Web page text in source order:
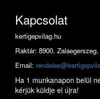
Kapcsolat
kertigepvilag.hu
Raktár: 8900.
Email:
Ha 1 munkanapon belül
kérjük küldje el újra!